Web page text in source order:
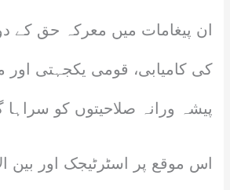
ان پیغامات میں معرکہ حق کے
کی کامیابی، قومی یکجہتی
پیشہ ورانہ صلاحیتوں کو سراہا
اس موقع پر اسٹرٹیجک اور بین